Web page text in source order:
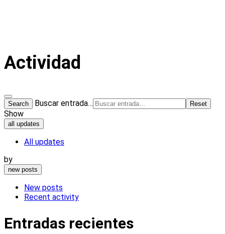
Actividad
Search Buscar entrada… Reset
Show
all updates
All updates
by
new posts
New posts
Recent activity
Entradas recientes